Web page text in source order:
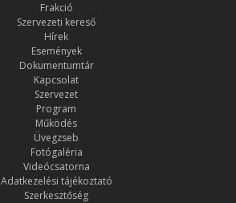
Frakció
Szervezeti kereső
Hírek
Események
Dokumentumtár
Kapcsolat
Szervezet
Program
Működés
Üvegzseb
Fotógaléria
Videócsatorna
Adatkezelési tájékoztató
Szerkesztőség